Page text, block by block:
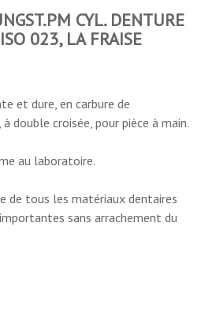
CYL. DENTURE
023, LA FRAISE
et dure, en carbure de
double croisée, pour pièce à main.
au laboratoire.
de tous les matériaux dentaires
sans arrachement du